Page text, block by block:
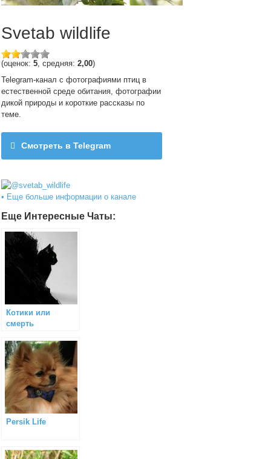
Svetab wildlife
(оценок:5, средняя:2,00)
Telegram-канал с фотографиями птиц в
естественной среде обитания, фотографии
дикой природы и короткие рассказы по
теме.
Смотреть в Telegram
• Еще больше информации о канале
Еще Интересные Чаты:
Котики или
смерть
Persik Life